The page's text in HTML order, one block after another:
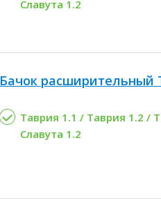
Славута 1.2
Бачок расширительный
Таврия 1.1 / Таврия 1.2 /
Славута 1.2